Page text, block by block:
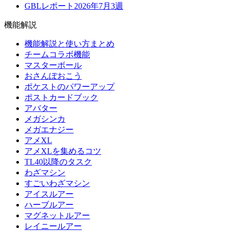
GBLレポート2026年7月3週
機能解説
機能解説と使い方まとめ
チームコラボ機能
マスターボール
おさんぽおこう
ポケストのパワーアップ
ポストカードブック
アバター
メガシンカ
メガエナジー
アメXL
アメXLを集めるコツ
TL40以降のタスク
わざマシン
すごいわざマシン
アイスルアー
ハーブルアー
マグネットルアー
レイニールアー